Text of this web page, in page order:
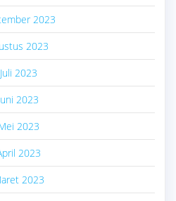
2023
2023
Juli 2023
2023
2023
2023
2023